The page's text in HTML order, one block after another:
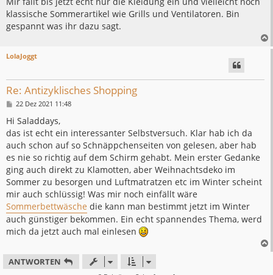
klassische Sommerartikel wie Grills und Ventilatoren. Bin
gespannt was ihr dazu sagt.
LolaJoggt
Re: Antizyklisches Shopping
B
i
t
r
a
g
22 Dez 2021 11:48
Hi Saladdays,
das ist echt ein interessanter Selbstversuch. Klar hab ich da
auch schon auf so Schnäppchenseiten von gelesen, aber hab
es nie so richtig auf dem Schirm gehabt. Mein erster Gedanke
ging auch direkt zu Klamotten, aber Weihnachtsdeko im
Sommer zu besorgen und Luftmatratzen etc im Winter scheint
mir auch schlüssig! Was mir noch einfällt wäre
Sommerbettwäsche die kann man bestimmt jetzt im Winter
auch günstiger bekommen. Ein echt spannendes Thema, werd
mich da jetzt auch mal einlesen
ANTWORTEN